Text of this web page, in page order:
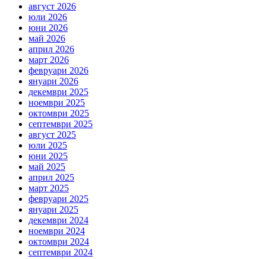
август 2026
юли 2026
юни 2026
май 2026
април 2026
март 2026
февруари 2026
януари 2026
декември 2025
ноември 2025
октомври 2025
септември 2025
август 2025
юли 2025
юни 2025
май 2025
април 2025
март 2025
февруари 2025
януари 2025
декември 2024
ноември 2024
октомври 2024
септември 2024